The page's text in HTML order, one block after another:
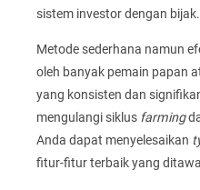
sistem investor dengan bijak.
Metode sederhana namun
oleh banyak pemain papan
yang konsisten dan
mengulangi siklus farming
Anda dapat menyelesaikan
fitur-fitur terbaik yang